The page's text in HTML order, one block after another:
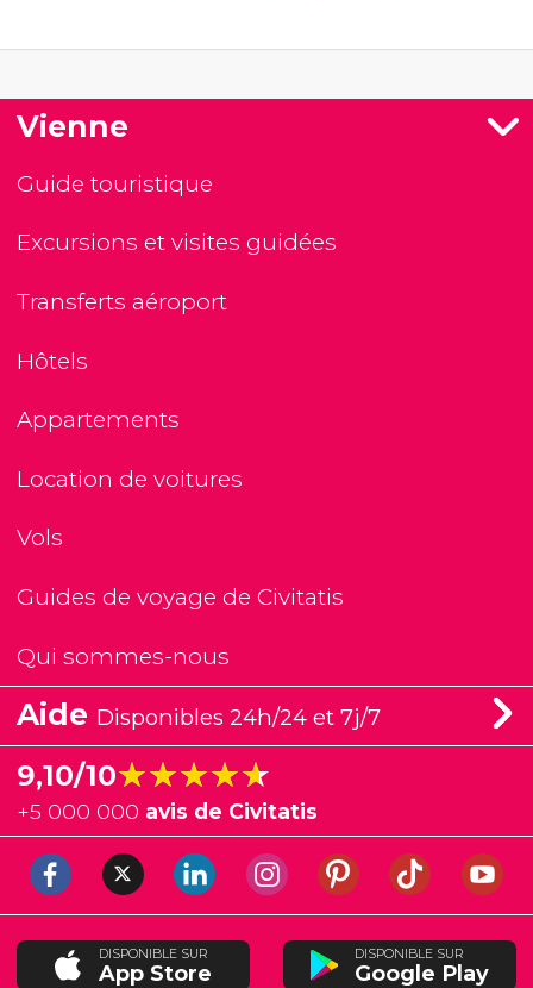
Vienne
Guide touristique
Excursions et visites guidées
Transferts aéroport
Hôtels
Appartements
Location de voitures
Vols
Guides de voyage de Civitatis
Qui sommes-nous
Aide Disponibles 24h/24 et 7j/7
9,10/10★★★★★
★★★★★
+5 000 000 avis de Civitatis
DISPONIBLE SUR
App Store
DISPONIBLE SUR
Google Play